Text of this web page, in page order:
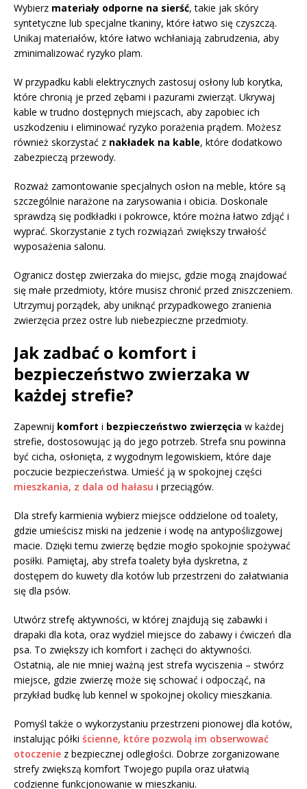
Wybierz materiały odporne na sierść, takie jak skóry
syntetyczne lub specjalne tkaniny, które łatwo się czyszczą.
Unikaj materiałów, które łatwo wchłaniają zabrudzenia, aby
zminimalizować ryzyko plam.
W przypadku kabli elektrycznych zastosuj osłony lub korytka,
które chronią je przed zębami i pazurami zwierząt. Ukrywaj
kable w trudno dostępnych miejscach, aby zapobiec ich
uszkodzeniu i eliminować ryzyko porażenia prądem. Możesz
również skorzystać z nakładek na kable, które dodatkowo
zabezpieczą przewody.
Rozważ zamontowanie specjalnych osłon na meble, które są
szczególnie narażone na zarysowania i obicia. Doskonale
sprawdzą się podkładki i pokrowce, które można łatwo zdjąć i
wyprać. Skorzystanie z tych rozwiązań zwiększy trwałość
wyposażenia salonu.
Ogranicz dostęp zwierzaka do miejsc, gdzie mogą znajdować
się małe przedmioty, które musisz chronić przed zniszczeniem.
Utrzymuj porządek, aby uniknąć przypadkowego zranienia
zwierzęcia przez ostre lub niebezpieczne przedmioty.
Jak zadbać o komfort i
bezpieczeństwo zwierzaka w
każdej strefie?
Zapewnij komfort i bezpieczeństwo zwierzęcia w każdej
strefie, dostosowując ją do jego potrzeb. Strefa snu powinna
być cicha, osłonięta, z wygodnym legowiskiem, które daje
poczucie bezpieczeństwa. Umieść ją w spokojnej części
mieszkania, z dala od hałasu i przeciągów.
Dla strefy karmienia wybierz miejsce oddzielone od toalety,
gdzie umieścisz miski na jedzenie i wodę na antypoślizgowej
macie. Dzięki temu zwierzę będzie mogło spokojnie spożywać
posiłki. Pamiętaj, aby strefa toalety była dyskretna, z
dostępem do kuwety dla kotów lub przestrzeni do załatwiania
się dla psów.
Utwórz strefę aktywności, w której znajdują się zabawki i
drapaki dla kota, oraz wydziel miejsce do zabawy i ćwiczeń dla
psa. To zwiększy ich komfort i zachęci do aktywności.
Ostatnią, ale nie mniej ważną jest strefa wyciszenia – stwórz
miejsce, gdzie zwierzę może się schować i odpocząć, na
przykład budkę lub kennel w spokojnej okolicy mieszkania.
Pomyśl także o wykorzystaniu przestrzeni pionowej dla kotów,
instalując półki ścienne, które pozwolą im obserwować
otoczenie z bezpiecznej odległości. Dobrze zorganizowane
strefy zwiększą komfort Twojego pupila oraz ułatwią
codzienne funkcjonowanie w mieszkaniu.